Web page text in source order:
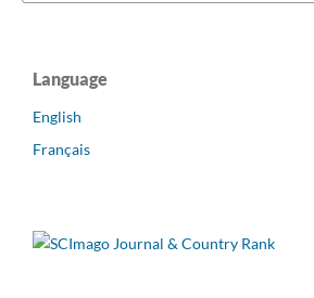
Language
English
Français